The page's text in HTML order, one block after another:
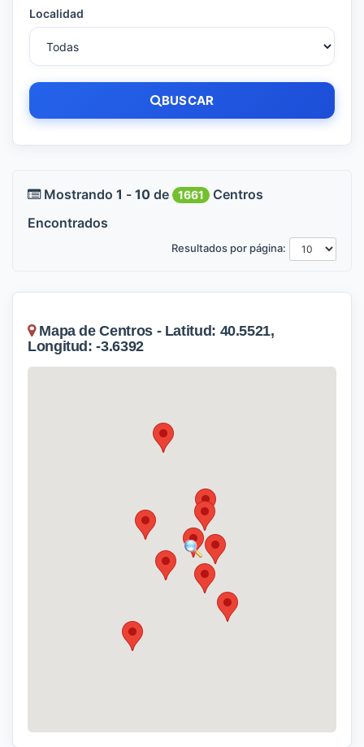
Localidad
BUSCAR
Mostrando 1 - 10 de 1661
Centros
Encontrados
Resultados por página:
Mapa de Centros - Latitud: 40.5521,
Longitud: -3.6392